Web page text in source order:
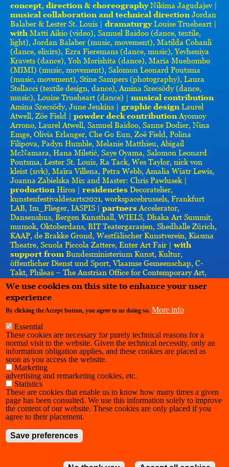
concept, direction & choreographyNikima Jagudajev |
musical collaboration and technical direction Jordan
Balaber & Lester St. Louis | dramaturgyLouise Trueheart |
with Matti Aikio (video), Samuel Baidoo (dance, textile,
light), Jordan Balaber (music, movement), Matilda Cobanli
(dance, elixirs), Ezra Fieremans (dance, music), Yevheniya
Kravets (dance), Yoh Morishita (dance), Maria Muehombo
(MIMI) (music, movement), Salomon Leonard Poutsma
(music, movement), Stine Sampers (photography), Laura
Stellacci (textile design, dance), Amina Szecsödy (dance,
music), Louise Trueheart (dance) | musical contribution
Amina Szecsödy, June Jenkins | graphic design Laurel
Atwell, Zöe Field | powder deck contribution Ayomoy
Arrono, Laurel Atwell, Samuel Baidoo, Sanne Dodier, Nina
Emge, Olivia Erlanger, Che Go Eun, Zoë Field, Polina
Filipova, Padyn Humble, Melanie Matthieu, Abigail
McNamara, Hana Miletić, Saye Oyama, Salomon Leonard
Poutsma, Lester St. Louis, Ra Tack, Wes Taylor, nick von
kleist (nvk), Maïra Villena, Petra Webb, Amalia Wiatr Lewis,
Joanna Zabielska Mix and Master: Chris Pawlusek |
production Hiros | residencies Decoratelier,
kunstenfestivaldesarts2021, workspacebrussels, Frankfurt
LAB, Im_Flieger, IASPIS | partners Accelerator,
Dansenshus, Bergen Kunsthall, WIELS, Dhaka Art Summit,
mumok, Oktoberdans, BIT Teatergarasjen, Shedhalle Zürich,
KAAP, de Brakke Grond, Westfälischer Kunstverein, Kiasma
Theatre, Scuola Piccola Zattere, Enter Art Fair |with
support from Bundesministerium Kunst, Kultur,
öffentlicher Dienst und Sport, Vlaamse Gemeenschap, C-
Takt, Phileas – The Austrian Office for Contemporary Art,
Re-imagine Europe, Vlaamse Gemeenschapscommissie,
IASPIS, the European Union–implemented by the Goethe-
Institut
We use cookies on this site to enhance your user
experience
By clicking the Accept button, you agree to us doing so. More info
Essential
These cookies are necessary for purely technical reasons for a
normal visit to the website. Given the technical necessity, only an
information obligation applies, and these cookies are placed as
soon as you access the website.
Marketing
advertising and remarketing cookies, etc.
Statistics
These are cookies that enable us to know how many times a given
page has been consulted. We use this information solely to improve
the content of our website. These cookies are only placed if you
agree to their placement.
Save preferences